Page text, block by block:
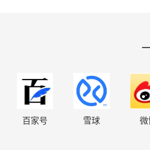
百家号 雪球 微